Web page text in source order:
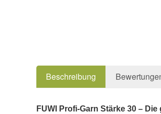
Beschreibung
FUWI Profi-Garn Stärke 30 –